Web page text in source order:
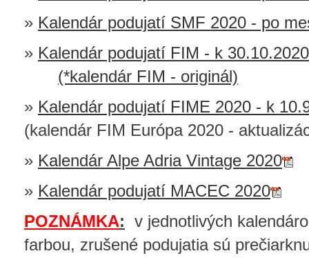
» Kalendár podujatí SMF 2020 - po
» Kalendár podujatí FIM - k
(*kalendár FIM - originál)
» Kalendár podujatí FIME 2020 - k
(kalendár FIM Európa 2020 -
» Kalendár Alpe Adria Vintage 2020
» Kalendár podujatí MACEC 2020
POZNÁMKA: v jednotlivých
farbou, zrušené podujatia sú